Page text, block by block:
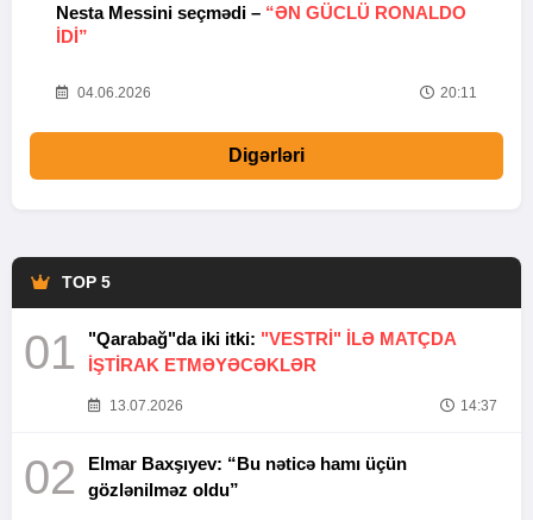
Nesta Messini seçmədi – “ƏN GÜCLÜ RONALDO
IDI”
04.06.2026 20:11
Digərləri
TOP 5
01 "Qarabağ"da iki itki: "VESTRİ" İLƏ MATÇDA
İŞTİRAK ETMƏYƏCƏKLƏR
13.07.2026 14:37
02
Elmar Baxşıyev: “Bu nəticə hamı üçün
gözlənilməz oldu”